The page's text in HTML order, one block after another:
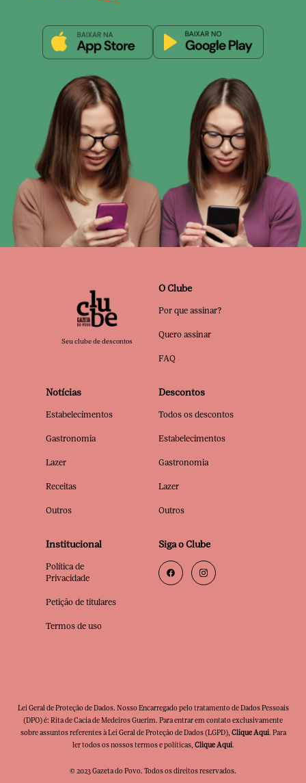
Seu clube de descontos
O Clube
Por que assinar?
Quero assinar
FAQ
Notícias
Estabelecimentos
Gastronomia
Lazer
Receitas
Outros
Descontos
Todos os descontos
Estabelecimentos
Gastronomia
Lazer
Outros
Institucional
Política de
Privacidade
Petição de titulares
Termos de uso
Siga o Clube
Lei Geral de Proteção de Dados. Nosso Encarregado pelo tratamento de Dados Pessoais
(DPO) é: Rita de Cacia de Medeiros Guerim. Para entrar em contato exclusivamente
sobre assuntos referentes à Lei Geral de Proteção de Dados (LGPD), Clique Aqui. Para
ler todos os nossos termos e políticas, Clique Aqui.
© 2023 Gazeta do Povo. Todos os direitos reservados.